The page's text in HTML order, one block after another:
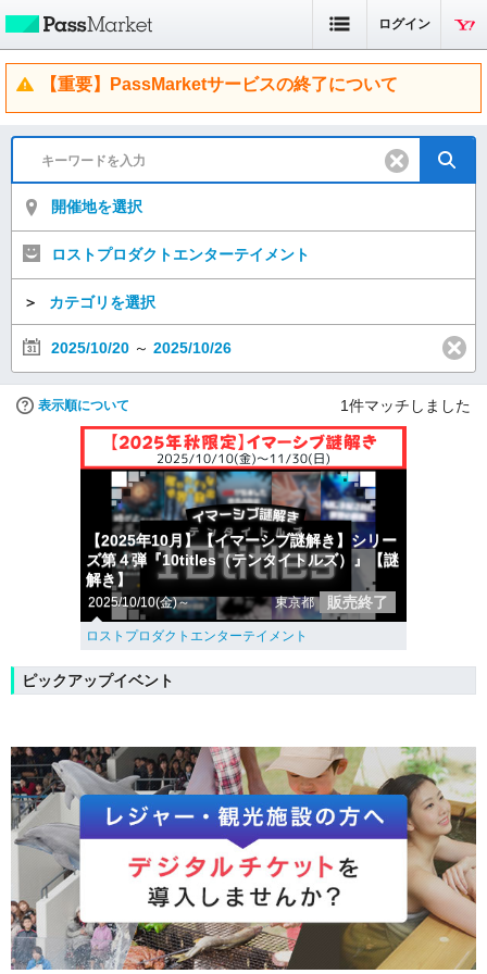
ログイン
【重要】PassMarketサービスの終了について
開催地を選択
ロストプロダクトエンターテイメント
＞ カテゴリを選択
2025/10/20 ～ 2025/10/26
表示順について 1件マッチしました
【2025年10月】【イマーシブ謎解き】シリー
ズ第４弾『10titles（テンタイトルズ）』【謎
解き】
2025/10/10(金)～ 東京都 販売終了
ロストプロダクトエンターテイメント
ピックアップイベント